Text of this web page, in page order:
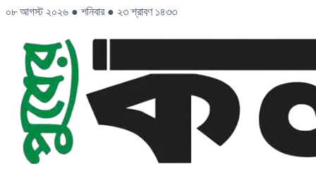
০৮ আগস্ট ২০২৬ ● শনিবার ● ২৩ শ্রাবণ ১৪৩৩